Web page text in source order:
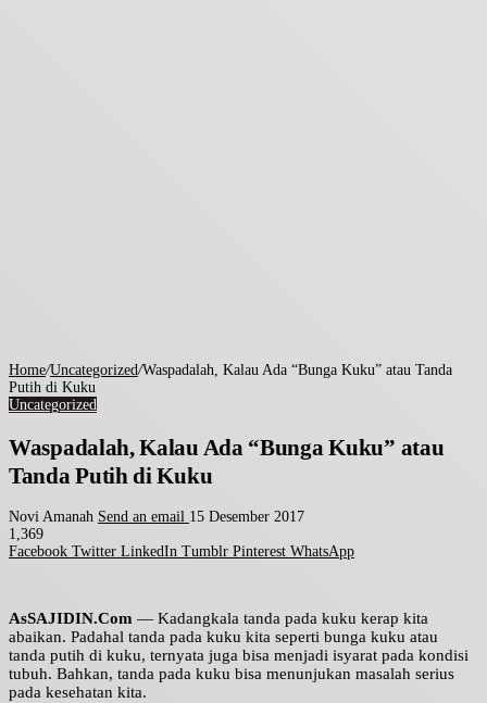
Home/Uncategorized/Waspadalah, Kalau Ada “Bunga Kuku” atau Tanda
Putih di Kuku
Uncategorized
Waspadalah, Kalau Ada “Bunga Kuku” atau
Tanda Putih di Kuku
Novi Amanah Send an email 15 Desember 2017
1,369
Facebook Twitter LinkedIn Tumblr Pinterest WhatsApp
AsSAJIDIN.Com — Kadangkala tanda pada kuku kerap kita
abaikan. Padahal tanda pada kuku kita seperti bunga kuku atau
tanda putih di kuku, ternyata juga bisa menjadi isyarat pada kondisi
tubuh. Bahkan, tanda pada kuku bisa menunjukan masalah serius
pada kesehatan kita.